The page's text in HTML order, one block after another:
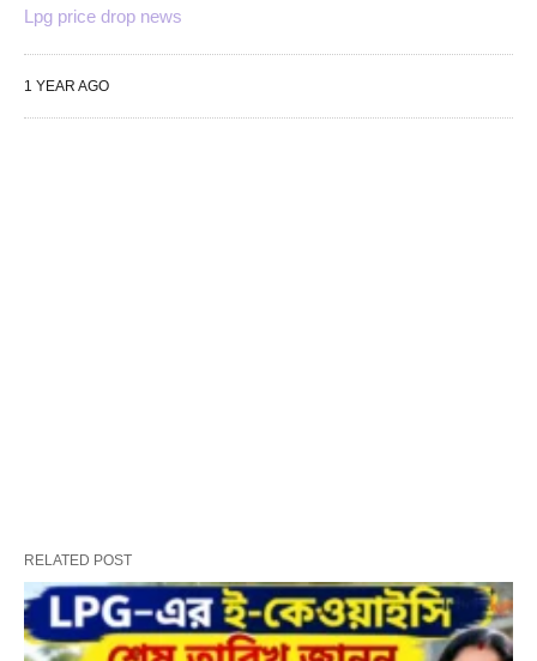
Lpg price drop news
1 YEAR AGO
RELATED POST